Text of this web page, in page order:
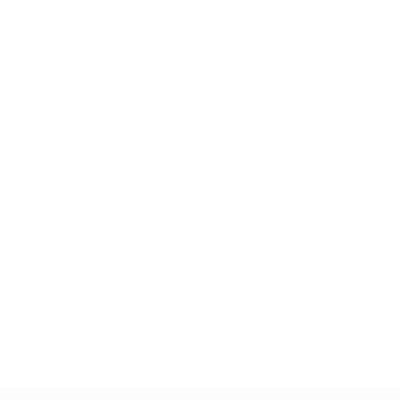
Kalıcı
önünde
Kalıcı
ve size
hizmet